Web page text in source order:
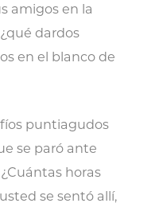
amigos en la
dardos
en el blanco de
puntiagudos
se paró ante
horas
se sentó allí,